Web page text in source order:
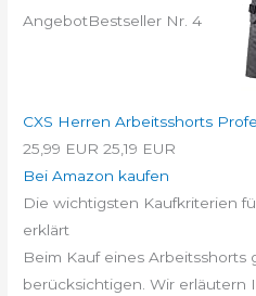
AngebotBestseller Nr. 4
CXS Herren Arbeitsshorts
25,99 EUR 25,19 EUR
Bei Amazon kaufen
Die wichtigsten Kaufkriterien
erklärt
Beim Kauf eines Arbeitsshorts
berücksichtigen. Wir erläutern